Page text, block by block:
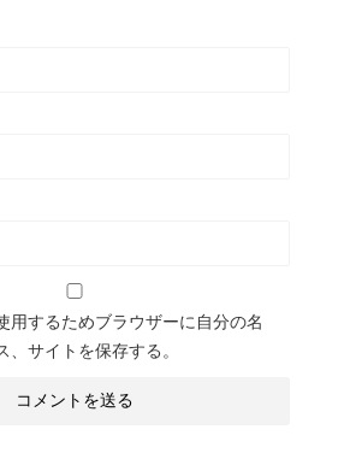
用するためブラウザーに自分の名
サイトを保存する。